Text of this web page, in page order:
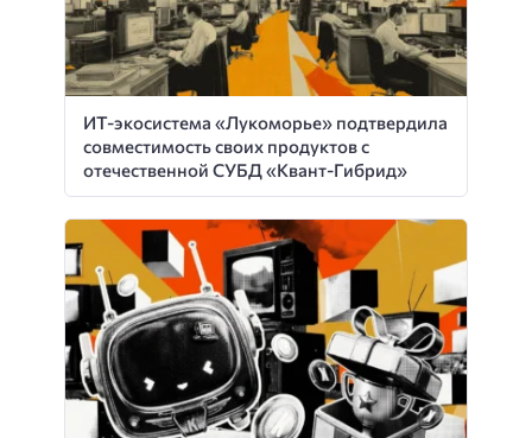
ИТ-экосистема «Лукоморье» подтвердила
совместимость своих продуктов с
отечественной СУБД «Квант-Гибрид»